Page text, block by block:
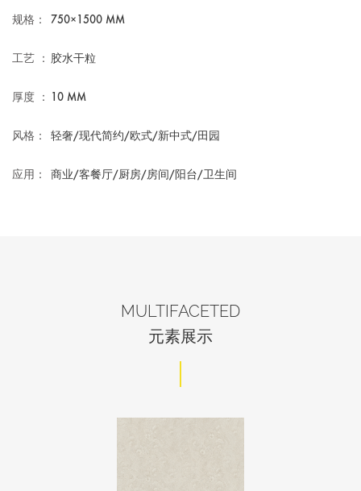
规格： 750×1500 MM
工艺 ： 胶水干粒
厚度 ： 10 MM
风格： 轻奢/现代简约/欧式/新中式/田园
应用： 商业/客餐厅/厨房/房间/阳台/卫生间
MULTIFACETED
元素展示